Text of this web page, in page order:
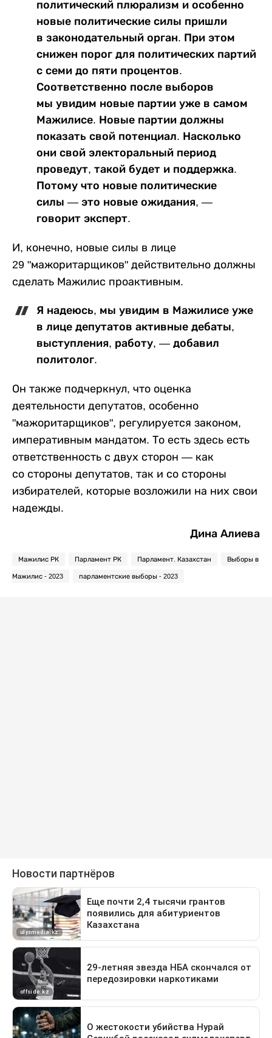
политический плюрализм и особенно
новые политические силы пришли
в законодательный орган. При этом
снижен порог для политических партий
с семи до пяти процентов.
Соответственно после выборов
мы увидим новые партии уже в самом
Мажилисе. Новые партии должны
показать свой потенциал. Насколько
они свой электоральный период
проведут, такой будет и поддержка.
Потому что новые политические
силы — это новые ожидания, —
говорит эксперт.
И, конечно, новые силы в лице
29 "мажоритарщиков" действительно должны
сделать Мажилис проактивным.
Я надеюсь, мы увидим в Мажилисе уже
в лице депутатов активные дебаты,
выступления, работу, — добавил
политолог.
Он также подчеркнул, что оценка
деятельности депутатов, особенно
"мажоритарщиков", регулируется законом,
императивным мандатом. То есть здесь есть
ответственность с двух сторон — как
со стороны депутатов, так и со стороны
избирателей, которые возложили на них свои
надежды.
Дина Алиева
Мажилис РК Парламент РК Парламент. Казахстан Выборы в
Мажилис - 2023 парламентские выборы - 2023